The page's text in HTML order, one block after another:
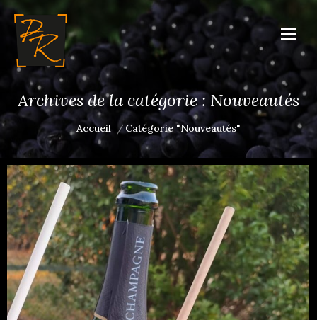
Archives de la catégorie : Nouveautés
Vous êtes ici :
Accueil Catégorie "Nouveautés"